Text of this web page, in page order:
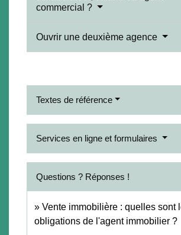
commercial ?
Ouvrir une deuxième agence
Textes de référence
Services en ligne et formulaires
Questions ? Réponses !
Vente immobilière : quelles sont
obligations de l'agent immobilier ?